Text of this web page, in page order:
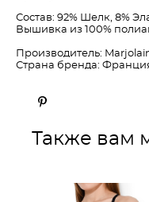
Состав: 92% Шелк, 8%
Вышивка из 100%
Производитель:
Страна бренда:
Также вам